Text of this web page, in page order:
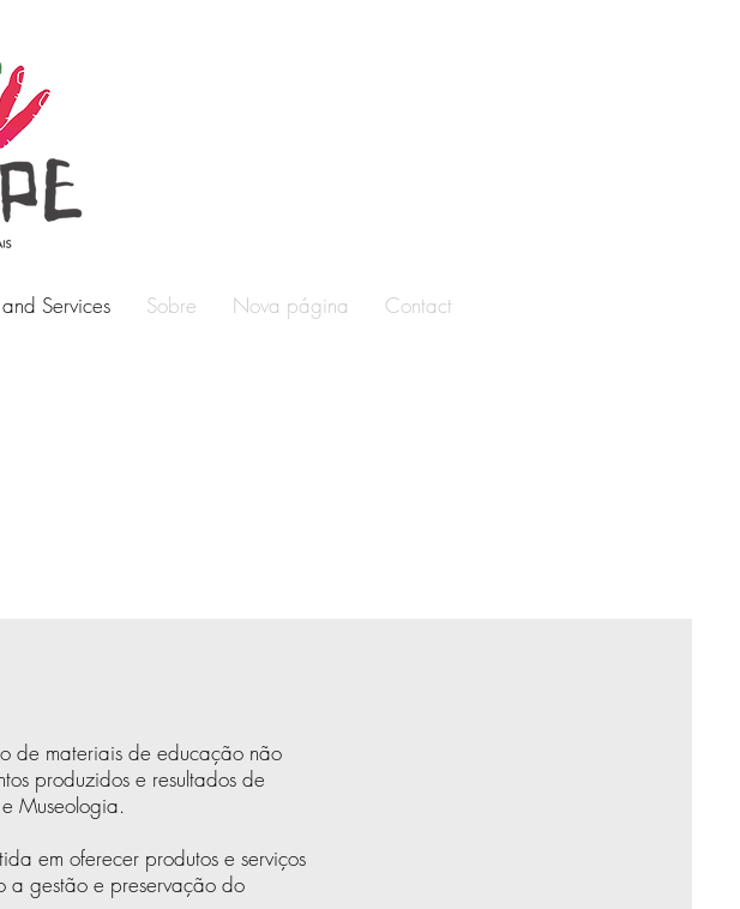
Services Sobre Nova página Contact
de materiais de educação não
produzidos e resultados de
Museologia.
em oferecer produtos e serviços
a gestão e preservação do